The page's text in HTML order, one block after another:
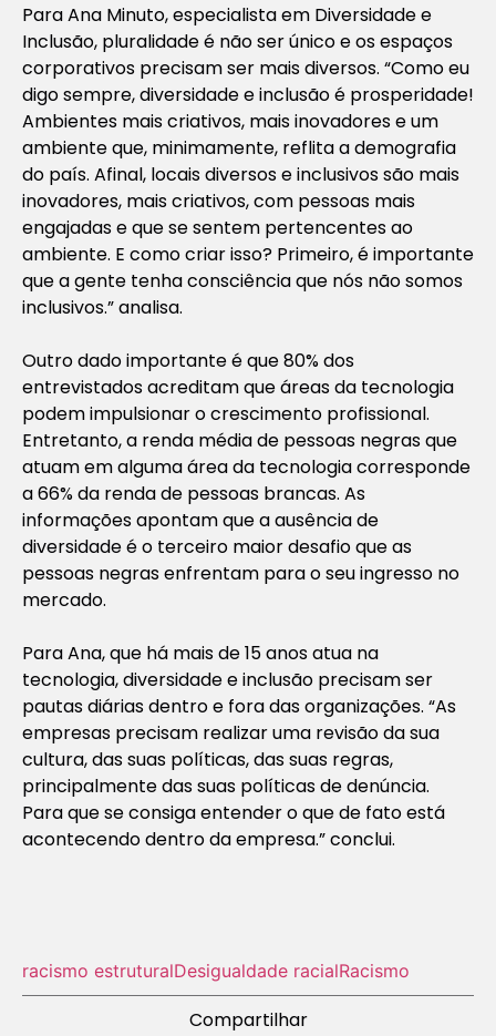
Para Ana Minuto, especialista em Diversidade e
Inclusão, pluralidade é não ser único e os espaços
corporativos precisam ser mais diversos. “Como eu
digo sempre, diversidade e inclusão é prosperidade!
Ambientes mais criativos, mais inovadores e um
ambiente que, minimamente, reflita a demografia
do país. Afinal, locais diversos e inclusivos são mais
inovadores, mais criativos, com pessoas mais
engajadas e que se sentem pertencentes ao
ambiente. E como criar isso? Primeiro, é importante
que a gente tenha consciência que nós não somos
inclusivos.” analisa.
Outro dado importante é que 80% dos
entrevistados acreditam que áreas da tecnologia
podem impulsionar o crescimento profissional.
Entretanto, a renda média de pessoas negras que
atuam em alguma área da tecnologia corresponde
a 66% da renda de pessoas brancas. As
informações apontam que a ausência de
diversidade é o terceiro maior desafio que as
pessoas negras enfrentam para o seu ingresso no
mercado.
Para Ana, que há mais de 15 anos atua na
tecnologia, diversidade e inclusão precisam ser
pautas diárias dentro e fora das organizações. “As
empresas precisam realizar uma revisão da sua
cultura, das suas políticas, das suas regras,
principalmente das suas políticas de denúncia.
Para que se consiga entender o que de fato está
acontecendo dentro da empresa.” conclui.
racismo estruturalDesigualdade racialRacismo
Compartilhar